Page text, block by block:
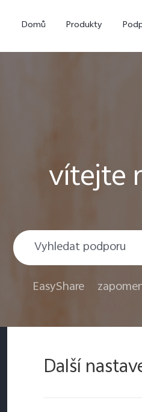
Domů Produkty
vítejte
EasyShare
Další